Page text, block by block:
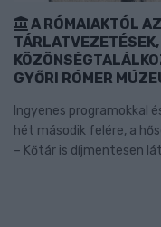
A RÓMAIAKTÓL
TÁRLATVEZETÉSEK,
GYŐRI RÓMER
Ingyenes programokkal
hét második felére, a
– Kőtár is díjmentesen